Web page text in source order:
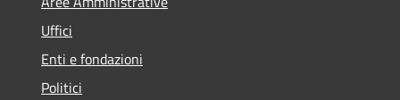
Uffici
Enti e fondazioni
Politici